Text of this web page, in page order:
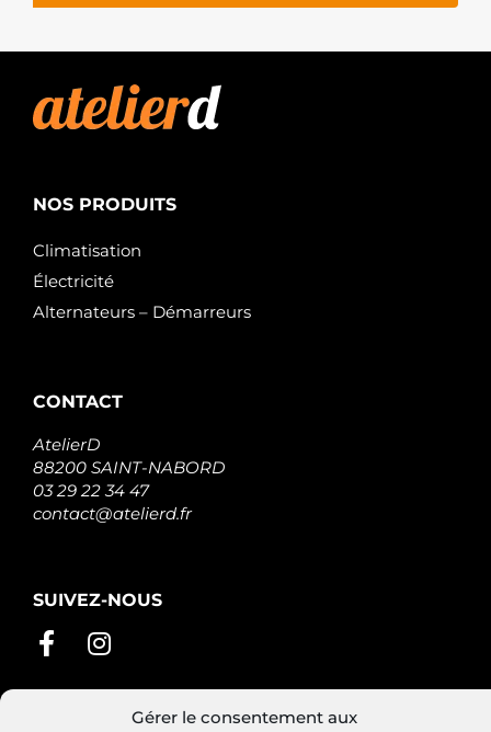
Gérer le consentement aux
NOS PRODUITS
Climatisation
Électricité
Alternateurs – Démarreurs
CONTACT
AtelierD
88200 SAINT-NABORD
03 29 22 34 47
contact@atelierd.fr
SUIVEZ-NOUS